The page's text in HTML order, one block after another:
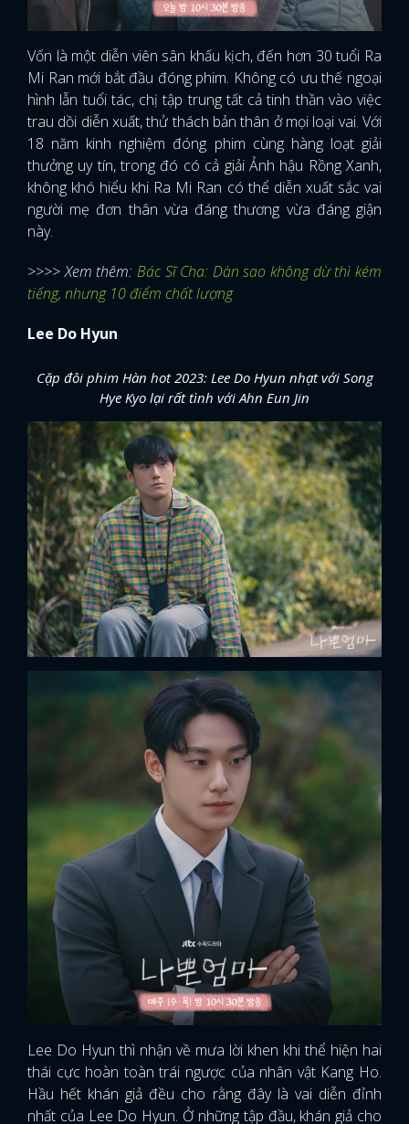
Vốn là một diễn viên sân khấu kịch, đến hơn 30 tuổi Ra
Mi Ran mới bắt đầu đóng phim. Không có ưu thế ngoại
hình lẫn tuổi tác, chị tập trung tất cả tinh thần vào việc
trau dồi diễn xuất, thử thách bản thân ở mọi loại vai. Với
18 năm kinh nghiệm đóng phim cùng hàng loạt giải
thưởng uy tín, trong đó có cả giải Ảnh hậu Rồng Xanh,
không khó hiểu khi Ra Mi Ran có thể diễn xuất sắc vai
người mẹ đơn thân vừa đáng thương vừa đáng giận
này.
>>>> Xem thêm: Bác Sĩ Cha: Dàn sao không dừ thì kém
tiếng, nhưng 10 điểm chất lượng
Lee Do Hyun
Cặp đôi phim Hàn hot 2023: Lee Do Hyun nhạt với Song
Hye Kyo lại rất tình với Ahn Eun Jin
Lee Do Hyun thì nhận về mưa lời khen khi thể hiện hai
thái cực hoàn toàn trái ngược của nhân vật Kang Ho.
Hầu hết khán giả đều cho rằng đây là vai diễn đỉnh
nhất của Lee Do Hyun. Ở những tập đầu, khán giả cho